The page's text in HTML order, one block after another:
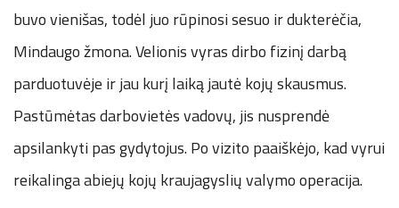
buvo vienišas, todėl juo rūpinosi sesuo ir dukterėčia,
Mindaugo žmona. Velionis vyras dirbo fizinį darbą
parduotuvėje ir jau kurį laiką jautė kojų skausmus.
Pastūmėtas darbovietės vadovų, jis nusprendė
apsilankyti pas gydytojus. Po vizito paaiškėjo, kad vyrui
reikalinga abiejų kojų kraujagyslių valymo operacija.